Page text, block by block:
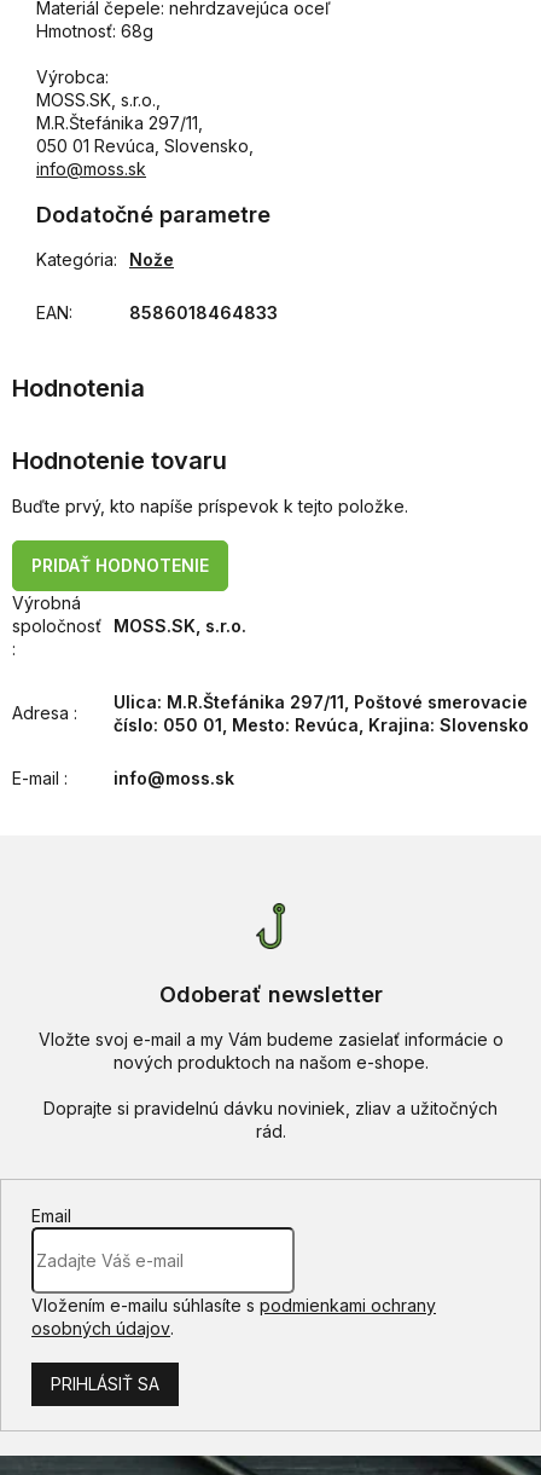
Materiál čepele: nehrdzavejúca oceľ
Hmotnosť: 68g
Výrobca:
MOSS.SK, s.r.o.,
M.R.Štefánika 297/11,
050 01 Revúca, Slovensko,
info@moss.sk
Dodatočné parametre
Kategória: Nože
EAN: 8586018464833
Hodnotenie tovaru
Buďte prvý, kto napíše príspevok k tejto položke.
PRIDAŤ HODNOTENIE
Výrobná
spoločnosť
:
MOSS.SK, s.r.o.
Adresa :
Ulica: M.R.Štefánika 297/11, Poštové smerovacie
číslo: 050 01, Mesto: Revúca, Krajina: Slovensko
E-mail : info@moss.sk
Odoberať newsletter
Vložte svoj e-mail a my Vám budeme zasielať informácie o
nových produktoch na našom e-shope.
Email
Vložením e-mailu súhlasíte s podmienkami ochrany
osobných údajov.
PRIHLÁSIŤ SA